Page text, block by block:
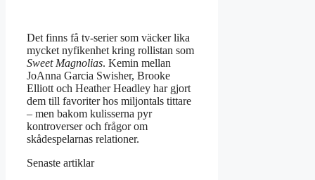
Det finns få tv-serier som väcker lika
mycket nyfikenhet kring rollistan som
Sweet Magnolias. Kemin mellan
JoAnna Garcia Swisher, Brooke
Elliott och Heather Headley har gjort
dem till favoriter hos miljontals tittare
– men bakom kulisserna pyr
kontroverser och frågor om
skådespelarnas relationer.
Senaste artiklar